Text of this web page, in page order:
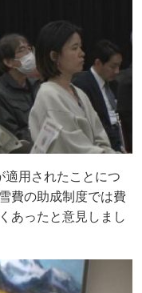
適用されたことにつ
費の助成制度では費
あったと意見しまし